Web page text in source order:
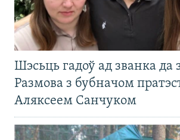
Шэсьць гадоў ад званка да
Размова з бубначом
Аляксеем Санчуком